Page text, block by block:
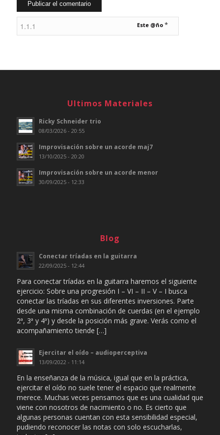
Este @ño *
Ultimos Materiales
Ricky Schneider trio
08/03/2026 - 20:55
Improvisación sobre un acorde maj7
13/10/2025 - 20:20
Improvisación sobre un acorde menor
30/09/2025 - 12:33
Blog
Conectar tríadas en la guitarra
22/09/2025 - 12:44
Para conectar tríadas en la guitarra haremos el siguiente
ejercicio: Sobre una progresión I – VI – II – V – I busca
conectar las tríadas en sus diferentes inversiones. Parte
desde una misma combinación de cuerdas (en el ejemplo
2ª, 3ª y 4ª) y desde la posición más grave. Verás como el
acompañamiento tiende […]
Ejercitar el oído – audioperceptiva
13/09/2022 - 11:14
En la enseñanza de la música, igual que en la práctica,
ejercitar el oído no suele tener el espacio que realmente
merece. Muchas veces pensamos que es una cualidad que
viene con nosotros de nacimiento o no. Es cierto que
algunas personas cuentan con esta sensibilidad especial,
pudiendo reconocer las notas con solo escucharlas,